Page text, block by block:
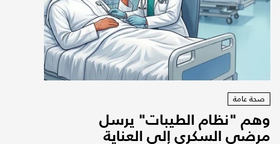
صحة عامة
وهم "نظام الطيبات" يرسل
مرضى السكري إلى العناية